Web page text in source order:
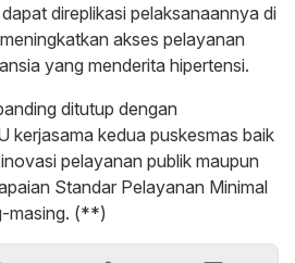
direplikasi pelaksanaannya di
akses pelayanan
yang menderita hipertensi.
ditutup dengan
kerjasama kedua puskesmas baik
pelayanan publik maupun
Standar Pelayanan Minimal
masing. (**)